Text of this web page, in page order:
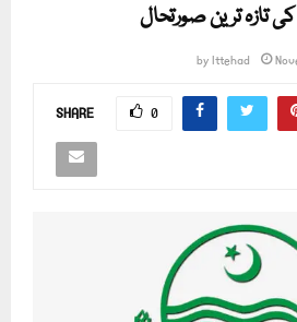
تازہ ترین صورتحال
byIttehad
SHARE 0